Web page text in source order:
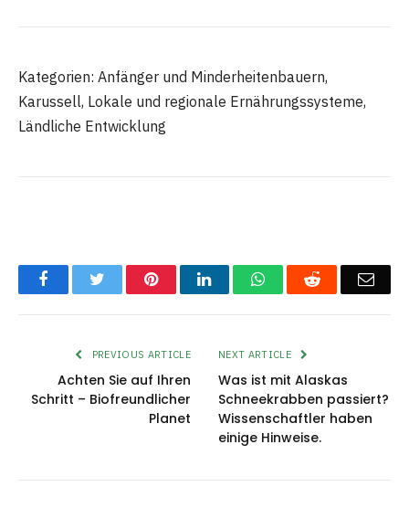
Kategorien: Anfänger und Minderheitenbauern,
Karussell, Lokale und regionale Ernährungssysteme,
Ländliche Entwicklung
FacebookTwitter PinterestLinkedInWhatsAppReddit
PREVIOUS ARTICLE
Achten Sie auf Ihren
Schritt – Biofreundlicher
Planet
NEXT ARTICLE
Was ist mit Alaskas
Schneekrabben passiert?
Wissenschaftler haben
einige Hinweise.